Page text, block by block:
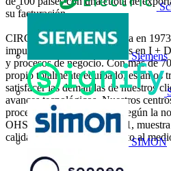
Siemens
SIMON
su facturación.
CIRCUTOR SA fue fundada en
impulsado por las inversiones en I +
y procesos de negocio. Con más de
propio totalmente equipado, estamos
satisfacer las demandas de nuestros
avances tecnológicos. Nuestros
procesos están certificados según la
OHSAS 18001 y ISO 50001,
calidad del producto y respeto al